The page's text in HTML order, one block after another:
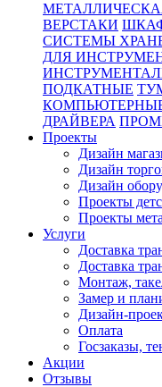
ВЕРСТАКИ
СИСТЕМЫ
ДЛЯ
ПОДКАТНЫЕ
ДРАЙВЕРА
Проекты
Дизайн
Дизайн
Дизайн
Проекты
Проекты
Услуги
Доставка
Доставка
Монтаж,
Замер и
Дизайн-
Оплата
Госзаказы,
Акции
Отзывы